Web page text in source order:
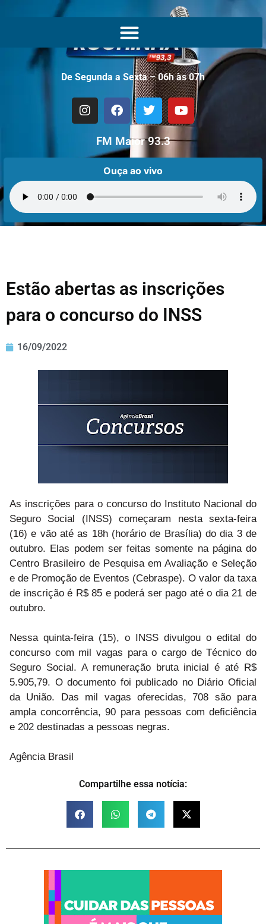
De Segunda a Sexta – 06h às 07h
FM Maior 93.3
Ouça ao vivo
Estão abertas as inscrições
para o concurso do INSS
16/09/2022
As inscrições para o concurso do Instituto Nacional do
Seguro Social (INSS) começaram nesta sexta-feira
(16) e vão até as 18h (horário de Brasília) do dia 3 de
outubro. Elas podem ser feitas somente na página do
Centro Brasileiro de Pesquisa em Avaliação e Seleção
e de Promoção de Eventos (Cebraspe). O valor da taxa
de inscrição é R$ 85 e poderá ser pago até o dia 21 de
outubro.
Nessa quinta-feira (15), o INSS divulgou o edital do
concurso com mil vagas para o cargo de Técnico do
Seguro Social. A remuneração bruta inicial é até R$
5.905,79. O documento foi publicado no Diário Oficial
da União. Das mil vagas oferecidas, 708 são para
ampla concorrência, 90 para pessoas com deficiência
e 202 destinadas a pessoas negras.
Agência Brasil
Compartilhe essa notícia: